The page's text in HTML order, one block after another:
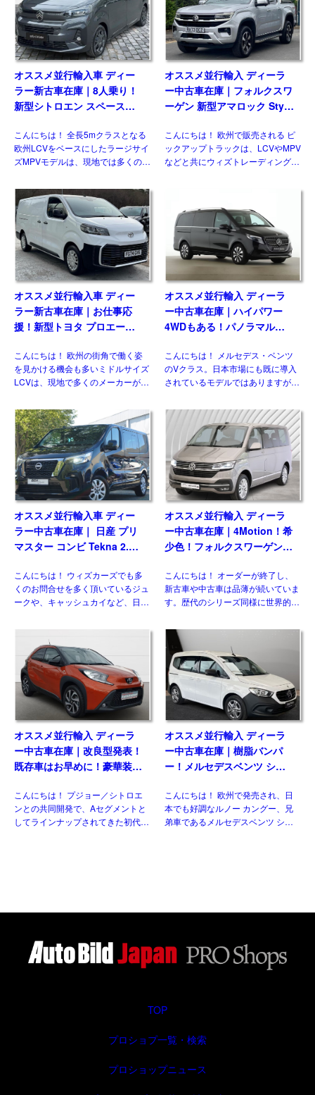
オススメ並行輸入車 ディー
ラー新古車在庫｜8人乗り！
新型シトロエン スペースツ
180 M 8AT 左ハンドル
こんにちは！ 全長5mクラスとなる
欧州LCVをベースにしたラージサイ
ズMPVモデルは、現地では多くのメ
状日本市場には正規導入されている
モデルはありません。そのなかでも
多くの兄弟車をもつモデ […]
オススメ並行輸入 ディーラ
ー中古車在庫｜フォルクスワ
ーゲン 新型アマロック Style
ドル
こんにちは！ 欧州で販売される ピ
ックアップトラックは、LCVやMPV
などと共にウィズトレーディング
イラックスに続 […]
オススメ並行輸入車 ディー
ラー新古車在庫｜お仕事応
援！新型トヨタ プロエース
3人乗り6MT 右ハンドル
こんにちは！ 欧州の街角で働く姿
を見かける機会も多いミドルサイズ
LCVは、現地で多くのメーカーがラ
日本市場にひとつも正規導入されて
おりません。そのなかでも欧州で高
い評価を得ている国産メーカ […]
オススメ並行輸入 ディーラ
ー中古車在庫｜ハイパワー
4WDもある！パノラマルー
ス V300d アバンギャルド ロ
ング 4Matic 9G-Tronic 左ハ
ンドル
こんにちは！ メルセデス・ベンツ
のVクラス。日本市場にも既に導入
されているモデルではありますが、
的な仕様があるのをご存じですか？
新世代ダウンサイジングユニットに
統一、クラス最強となるパワ […]
オススメ並行輸入車 ディー
ラー中古車在庫｜ 日産 プリ
マスター コンビ Tekna 2.0
ハンドル
こんにちは！ ウィズカーズでも多
くのお問合せを多く頂いているジュ
ークや、キャッシュカイなど、日本
のLCV、NV300（NISSAN NV300
オススメ並行輸入 ディーラ
ー中古車在庫｜4Motion！希
少色！フォルクスワーゲン
Six SWB 2.0TDI 204PS 7人
乗り 7DSG 左ハンドル
こんにちは！ オーダーが終了し、
新古車や中古車は品薄が続いていま
す。歴代のシリーズ同様に世界的に
す。今回ご紹介させていただくの
は、フェイスリフト後のT6.1 乗用
グレード、マルチ&nbsp […]
オススメ並行輸入 ディーラ
ー中古車在庫｜改良型発表！
既存車はお早めに！豪華装備
ゴX パルス 1.0VVT-i CVT 左
ハンドル
こんにちは！ プジョー／シトロエ
ンとの共同開発で、Aセグメントと
してラインナップされてきた初代と
オススメ並行輸入 ディーラ
ー中古車在庫｜樹脂バンパ
ー！メルセデスベンツ シタ
こんにちは！ 欧州で発売され、日
本でも好調なルノー カングー、兄
弟車であるメルセデスベンツ シタ
TOP
プロショプ一覧・検索
プロショップニュース